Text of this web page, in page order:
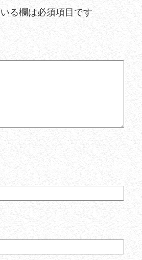
る欄は必須項目です